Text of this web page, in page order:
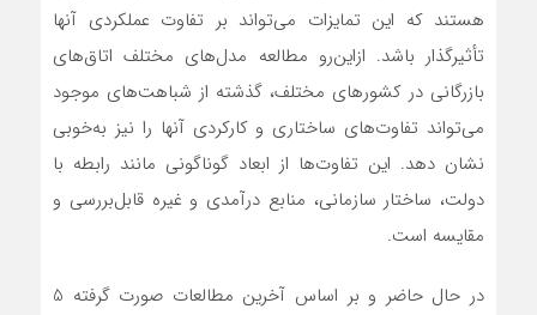
هستند که این تمایزات می‌تواند بر تفاوت عملکردی آنها
تأثیرگذار باشد. ازاین‌رو مطالعه مدل‌های مختلف اتاق‌های
بازرگانی در کشورهای مختلف، گذشته از شباهت‌های موجود
می‌تواند تفاوت‌های ساختاری و کارکردی آنها را نیز به‌خوبی
نشان دهد. این تفاوت‌ها از ابعاد گوناگونی مانند رابطه با
دولت، ساختار سازمانی، منابع درآمدی و غیره قابل‌بررسی و
مقایسه است.
در حال حاضر و بر اساس آخرین مطالعات صورت گرفته 5